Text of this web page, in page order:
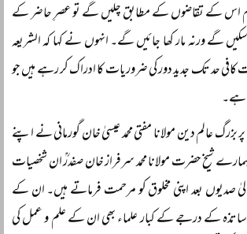
ہم اس کے تقاضوں کے مطابق چلیں گے تو عصرِ حاضر کے
گے ورنہ مار کھا جائیں گے۔ انہوں نے کہا کہ الشریعہ
حد تک جدید دور کی ضروریات کا ادراک کر رہے ہیں جو
ہے۔
عالم دین مولانا مفتی محمد عیسیٰ خان گورمانی نے اپنے
ہمارے شیخ حضرت مولانا محمد سرفراز خان صفدرؒ ان شخصیات
صدیوں بعد اپنی مخلوق کو مرحمت فرماتے ہیں۔ ان کے
کے درجے کے کبار علماء بھی ان کے علم و عمل کی